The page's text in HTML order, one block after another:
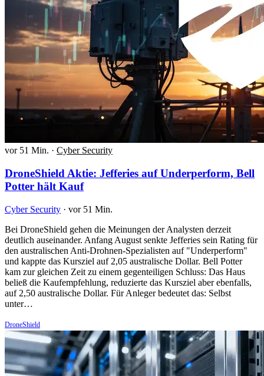
vor 51 Min. · Cyber Security
DroneShield Aktie: Jefferies auf Underperform, Bell
Potter hält Kauf
Cyber Security · vor 51 Min.
Bei DroneShield gehen die Meinungen der Analysten derzeit
deutlich auseinander. Anfang August senkte Jefferies sein Rating für
den australischen Anti-Drohnen-Spezialisten auf "Underperform"
und kappte das Kursziel auf 2,05 australische Dollar. Bell Potter
kam zur gleichen Zeit zu einem gegenteiligen Schluss: Das Haus
beließ die Kaufempfehlung, reduzierte das Kursziel aber ebenfalls,
auf 2,50 australische Dollar. Für Anleger bedeutet das: Selbst
unter…
DroneShield